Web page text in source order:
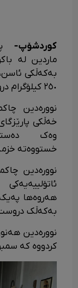
کوردشۆپ-
ماردین لە
بەکەڵکی
٢٥٠ کیلۆگرام دروست کردووە.
نوورەدین
خەڵکی
وەک
خستووەتە
نوورەدین
هەروەها
بەکەڵک
نوورەدین
کردووە کە